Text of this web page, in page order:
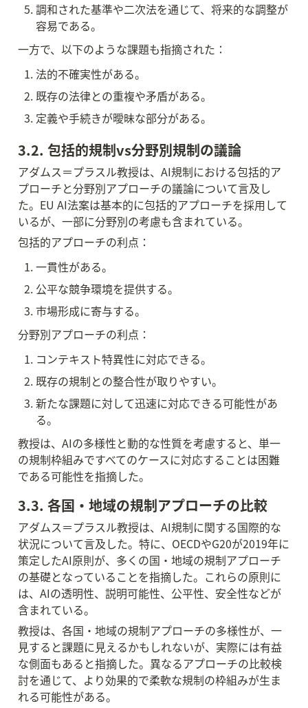
調和された基準や二次法を通じて、将来的な調整が
容易である。
一方で、以下のような課題も指摘された：
法的不確実性がある。
既存の法律との重複や矛盾がある。
定義や手続きが曖昧な部分がある。
3.2. 包括的規制vs分野別規制の議論
アダムス＝プラスル教授は、AI規制における包括的ア
プローチと分野別アプローチの議論について言及し
た。EU AI法案は基本的に包括的アプローチを採用して
いるが、一部に分野別の考慮も含まれている。
包括的アプローチの利点：
一貫性がある。
公平な競争環境を提供する。
市場形成に寄与する。
分野別アプローチの利点：
コンテキスト特異性に対応できる。
既存の規制との整合性が取りやすい。
新たな課題に対して迅速に対応できる可能性があ
る。
教授は、AIの多様性と動的な性質を考慮すると、単一
の規制枠組みですべてのケースに対応することは困難
である可能性を指摘した。
3.3. 各国・地域の規制アプローチの比較
アダムス＝プラスル教授は、AI規制に関する国際的な
状況について言及した。特に、OECDやG20が2019年に
策定したAI原則が、多くの国・地域の規制アプローチ
の基礎となっていることを指摘した。これらの原則に
は、AIの透明性、説明可能性、公平性、安全性などが
含まれている。
教授は、各国・地域の規制アプローチの多様性が、一
見すると課題に見えるかもしれないが、実際には有益
な側面もあると指摘した。異なるアプローチの比較検
討を通じて、より効果的で柔軟な規制の枠組みが生ま
れる可能性がある。